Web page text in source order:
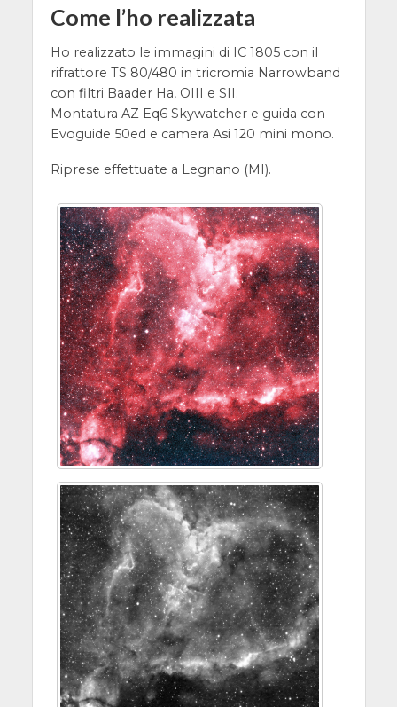
Come l’ho realizzata
Ho realizzato le immagini di IC 1805 con il
rifrattore TS 80/480 in tricromia Narrowband
con filtri Baader Ha, OIII e SII.
Montatura AZ Eq6 Skywatcher e guida con
Evoguide 50ed e camera Asi 120 mini mono.
Riprese effettuate a Legnano (MI).